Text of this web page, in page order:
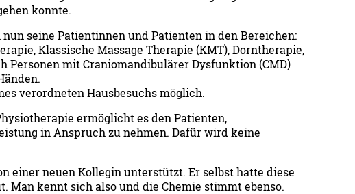
konnte.
seine Patientinnen und Patienten in den Bereichen:
Klassische Massage Therapie (KMT), Dorntherapie,
Personen mit Craniomandibulärer Dysfunktion (CMD)
verordneten Hausbesuchs möglich.
ermöglicht es den Patienten,
in Anspruch zu nehmen. Dafür wird keine
einer neuen Kollegin unterstützt. Er selbst hatte diese
kennt sich also und die Chemie stimmt ebenso.